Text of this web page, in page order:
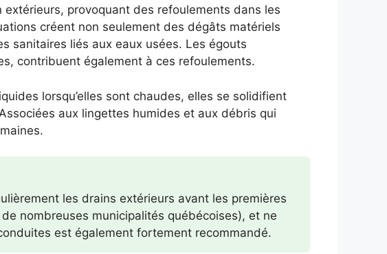
provoquant des refoulements dans les
créent non seulement des dégâts matériels
sanitaires liés aux eaux usées. Les égouts
contribuent également à ces refoulements.
lorsqu’elles sont chaudes, elles se solidifient
aux lingettes humides et aux débris qui
les drains extérieurs avant les premières
nombreuses municipalités québécoises), et ne
est également fortement recommandé.